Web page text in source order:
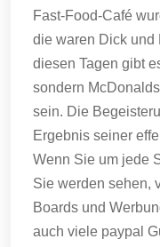
Fast-Food-Café
die waren Dick und
diesen Tagen gibt
sondern
sein. Die
Ergebnis seiner
Wenn Sie um jede
Sie werden sehen,
Boards und
auch viele paypal